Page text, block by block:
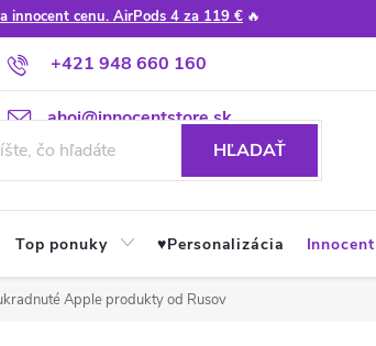
innocent cenu. AirPods 4 za 119 € 🔥
+421 948 660 160
ahoj@innocentstore.sk
Apple návody a tipy
HĽADAŤ
Top ponuky ♥︎Personalizácia
Apple produkty od Rusov